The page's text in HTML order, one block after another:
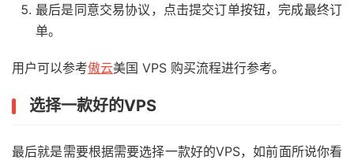
最后是同意交易协议，点击提交订单按钮，完成最终订
单。
用户可以参考傲云美国 VPS 购买流程进行参考。
选择一款好的VPS
最后就是需要根据需要选择一款好的VPS，如前面所说你看